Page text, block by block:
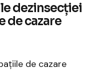
dezinsecției
de cazare
de cazare